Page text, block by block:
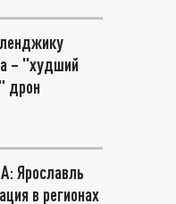
– "худший
дрон
Ярославль
в регионах